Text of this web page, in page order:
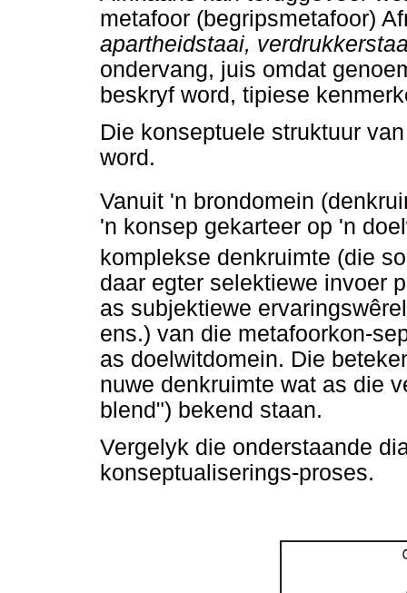
metafoor (begripsmetafoor)
apartheidstaai,
ondervang, juis omdat
beskryf word, tipiese
Die konseptuele struktuur
word.
Vanuit 'n brondomein
'n konsep gekarteer op 'n
komplekse denkruimte (die
daar egter selektiewe invoer
as subjektiewe
ens.) van die metafoorkon-
as doelwitdomein. Die
nuwe denkruimte wat as die
blend") bekend staan.
Vergelyk die onderstaande
konseptualiserings-proses.